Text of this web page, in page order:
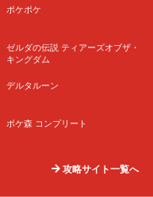
ポケポケ
ゼルダの伝説 ティアーズオブザ・
キングダム
デルタルーン
ポケ森 コンプリート
攻略サイト一覧へ